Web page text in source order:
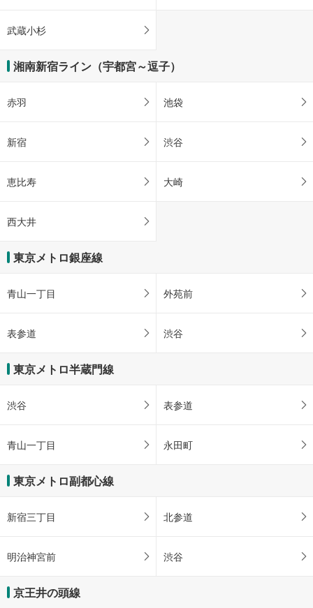
武蔵小杉
湘南新宿ライン（宇都宮～逗子）
赤羽 池袋
新宿 渋谷
恵比寿 大崎
西大井
東京メトロ銀座線
青山一丁目 外苑前
表参道 渋谷
東京メトロ半蔵門線
渋谷 表参道
青山一丁目 永田町
東京メトロ副都心線
新宿三丁目 北参道
明治神宮前 渋谷
京王井の頭線